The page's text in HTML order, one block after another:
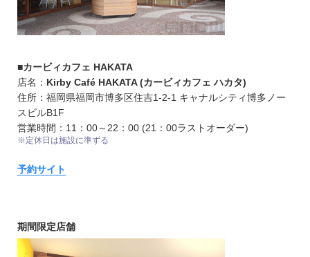
■カービィカフェ HAKATA
店名： Kirby Café HAKATA (カービィカフェ ハカタ)
住所：福岡県福岡市博多区住吉1-2-1 キャナルシティ博多ノー
スビルB1F
営業時間：11：00～22：00 (21：00ラストオーダー)
※定休日は施設に準ずる
予約サイト
期間限定店舗